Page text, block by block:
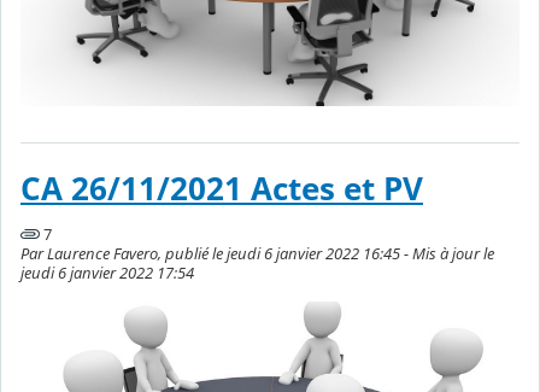
CA 26/11/2021 Actes et PV
7
Par Laurence Favero, publié le jeudi 6 janvier 2022 16:45 - Mis à jour le
jeudi 6 janvier 2022 17:54